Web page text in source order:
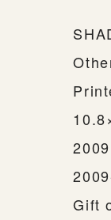
2009
Gift